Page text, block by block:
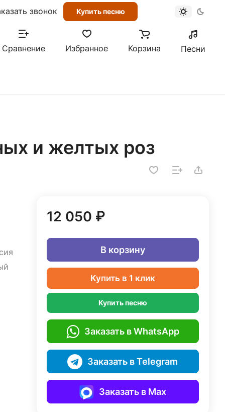
звонок Купить песню
Сравнение Избранное Корзина Песни
и желтых роз
12 050 ₽
В корзину
Купить в 1 клик
Купить песню
Заказать в WhatsApp
Заказать в Telegram
Заказать в Max